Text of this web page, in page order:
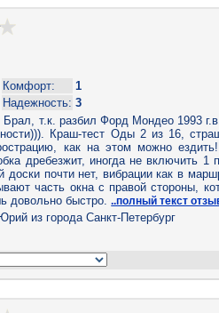
Комфорт:
1
Надежность: 3
т.к. разбил Форд Мондео 1993
Краш-тест Оды 2 из 16,
как на этом можно
дребезжит, иногда не включить 1
почти нет, вибрации как в
часть окна с правой стороны,
довольно быстро...полный текст
Юрий из города Санкт-Петербург